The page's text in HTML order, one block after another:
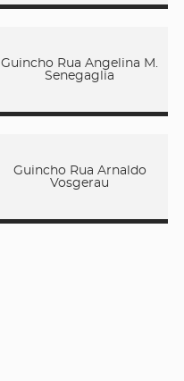
Guincho Rua Angelina M.
Senegaglia
Guincho Rua Arnaldo
Vosgerau